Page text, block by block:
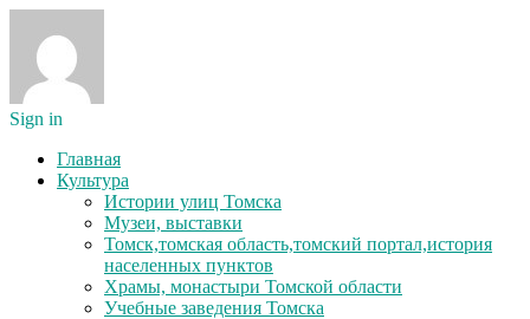
Sign in
Главная
Культура
Истории улиц Томска
Музеи, выставки
Томск,томская область,томский портал,история
населенных пунктов
Храмы, монастыри Томской области
Учебные заведения Томска